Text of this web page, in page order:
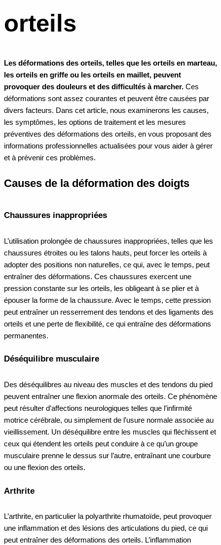
orteils
Les déformations des orteils, telles que les orteils en marteau,
les orteils en griffe ou les orteils en maillet, peuvent
provoquer des douleurs et des difficultés à marcher. Ces
déformations sont assez courantes et peuvent être causées par
divers facteurs. Dans cet article, nous examinerons les causes,
les symptômes, les options de traitement et les mesures
préventives des déformations des orteils, en vous proposant des
informations professionnelles actualisées pour vous aider à gérer
et à prévenir ces problèmes.
Causes de la déformation des doigts
Chaussures inappropriées
L’utilisation prolongée de chaussures inappropriées, telles que les
chaussures étroites ou les talons hauts, peut forcer les orteils à
adopter des positions non naturelles, ce qui, avec le temps, peut
entraîner des déformations. Ces chaussures exercent une
pression constante sur les orteils, les obligeant à se plier et à
épouser la forme de la chaussure. Avec le temps, cette pression
peut entraîner un resserrement des tendons et des ligaments des
orteils et une perte de flexibilité, ce qui entraîne des déformations
permanentes.
Déséquilibre musculaire
Des déséquilibres au niveau des muscles et des tendons du pied
peuvent entraîner une flexion anormale des orteils. Ce phénomène
peut résulter d’affections neurologiques telles que l’infirmité
motrice cérébrale, ou simplement de l’usure normale associée au
vieillissement. Un déséquilibre entre les muscles qui fléchissent et
ceux qui étendent les orteils peut conduire à ce qu’un groupe
musculaire prenne le dessus sur l’autre, entraînant une courbure
ou une flexion des orteils.
Arthrite
L’arthrite, en particulier la polyarthrite rhumatoïde, peut provoquer
une inflammation et des lésions des articulations du pied, ce qui
peut entraîner des déformations des orteils. L’inflammation